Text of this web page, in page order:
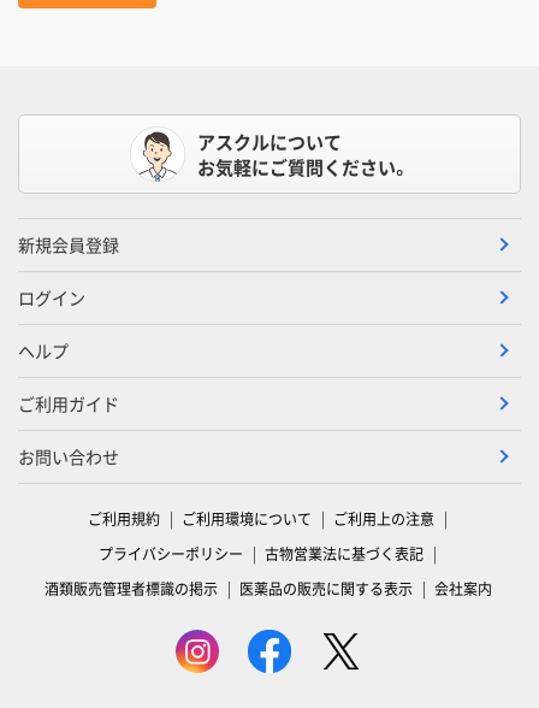
アスクルについて
お気軽にご質問ください。
新規会員登録
ログイン
ヘルプ
ご利用ガイド
お問い合わせ
ご利用規約 ご利用環境について
ご利用上の注意
プライバシーポリシー
古物営業法に基づく表記
酒類販売管理者標識の掲示
医薬品の販売に関する表示 会社案内